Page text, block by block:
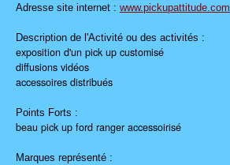
Adresse site internet : www.pickupattitude.com
Description de l'Activité ou des activités :
exposition d'un pick up customisé
diffusions vidéos
accessoires distribués
Points Forts :
beau pick up ford ranger accessoirisé
Marques représenté :